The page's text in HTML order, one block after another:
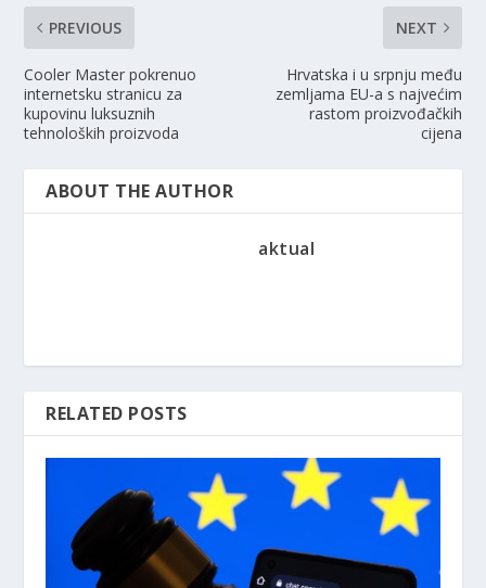
PREVIOUS
Cooler Master pokrenuo
internetsku stranicu za
kupovinu luksuznih
tehnoloških proizvoda
NEXT
Hrvatska i u srpnju među
zemljama EU-a s najvećim
rastom proizvođačkih
cijena
ABOUT THE AUTHOR
aktual
RELATED POSTS